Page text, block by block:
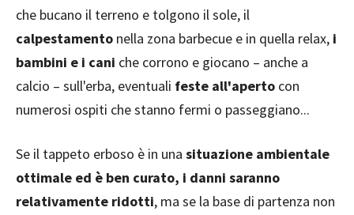
che bucano il terreno e tolgono il sole, il
calpestamento nella zona barbecue e in quella relax, i
bambini e i cani che corrono e giocano – anche a
calcio – sull'erba, eventuali feste all'aperto con
numerosi ospiti che stanno fermi o passeggiano...
Se il tappeto erboso è in una situazione ambientale
ottimale ed è ben curato, i danni saranno
relativamente ridotti, ma se la base di partenza non